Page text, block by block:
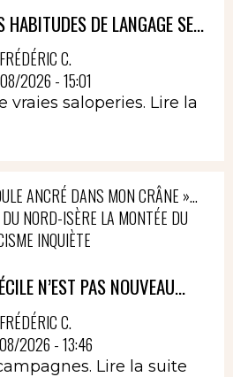
HABITUDES DE LANGAGE SE...
FRÉDÉRIC C.
2026 - 15:01
vraies saloperies. Lire la
ANCRÉ DANS MON CRÂNE »…
NORD-ISÈRE LA MONTÉE DU
INQUIÈTE
N’EST PAS NOUVEAU...
FRÉDÉRIC C.
2026 - 13:46
Lire la suite